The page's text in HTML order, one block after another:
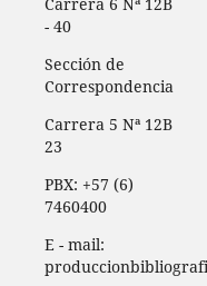
- 40
Sección de
Correspondencia
Carrera 5 Nª 12B
23
PBX: +57 (6)
7460400
E - mail: